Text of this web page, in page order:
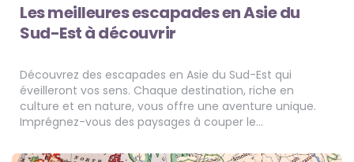
Les meilleures escapades en Asie du
Sud-Est à découvrir
Découvrez des escapades en Asie du Sud-Est qui
éveilleront vos sens. Chaque destination, riche en
culture et en nature, vous offre une aventure unique.
Imprégnez-vous des paysages à couper le…